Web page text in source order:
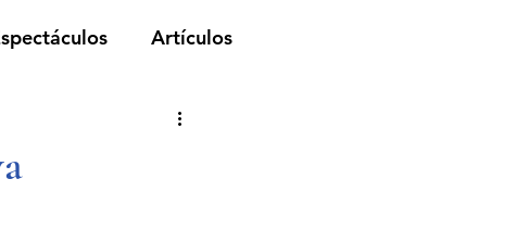
Artículos